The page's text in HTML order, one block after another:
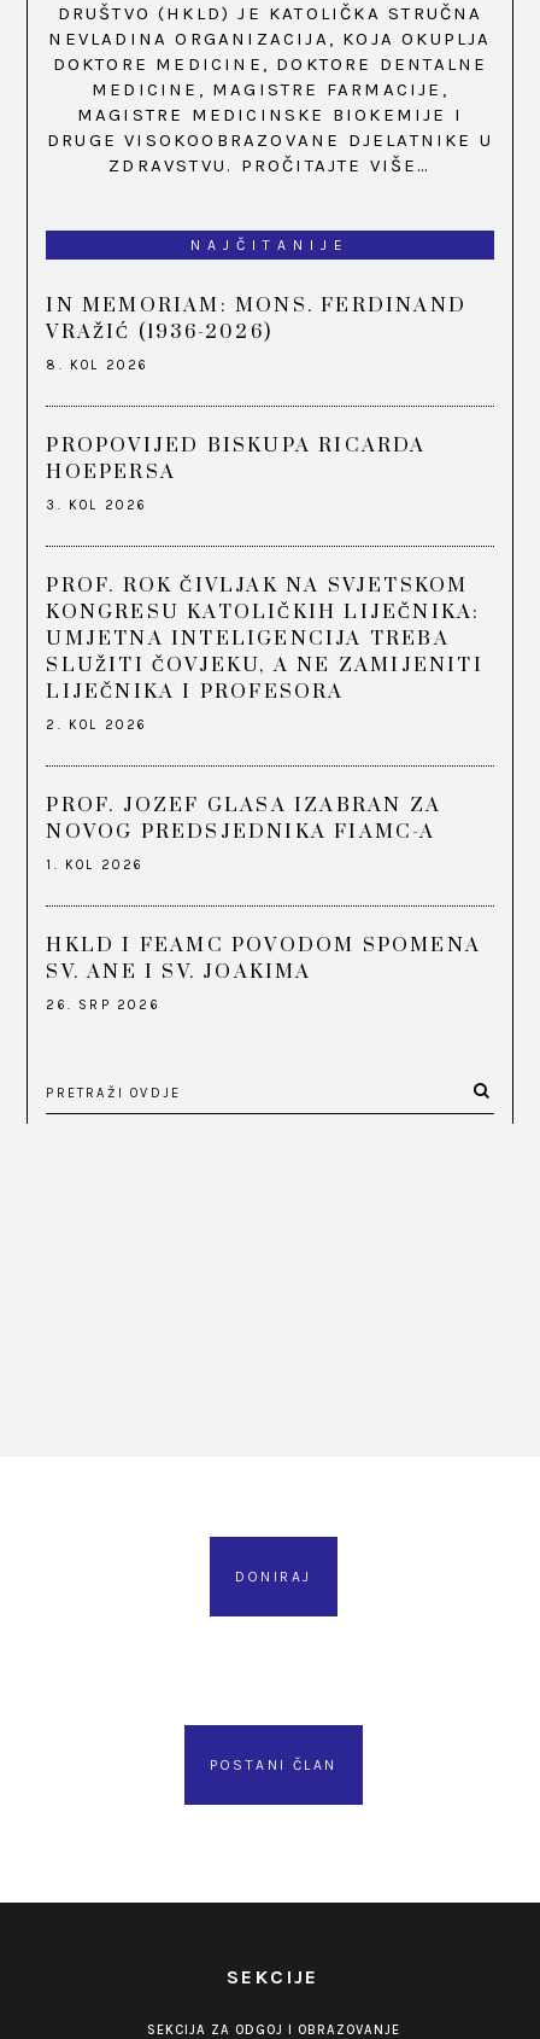
DRUŠTVO (HKLD) JE KATOLIČKA STRUČNA
NEVLADINA ORGANIZACIJA, KOJA OKUPLJA
DOKTORE MEDICINE, DOKTORE DENTALNE
MEDICINE, MAGISTRE FARMACIJE,
MAGISTRE MEDICINSKE BIOKEMIJE I
DRUGE VISOKOOBRAZOVANE DJELATNIKE U
ZDRAVSTVU. PROČITAJTE VIŠE…
NAJČITANIJE
IN MEMORIAM: MONS. FERDINAND
VRAŽIĆ (1936-2026)
8. KOL 2026
PROPOVIJED BISKUPA RICARDA
HOEPERSA
3. KOL 2026
PROF. ROK ČIVLJAK NA SVJETSKOM
KONGRESU KATOLIČKIH LIJEČNIKA:
UMJETNA INTELIGENCIJA TREBA
SLUŽITI ČOVJEKU, A NE ZAMIJENITI
LIJEČNIKA I PROFESORA
2. KOL 2026
PROF. JOZEF GLASA IZABRAN ZA
NOVOG PREDSJEDNIKA FIAMC-A
1. KOL 2026
HKLD I FEAMC POVODOM SPOMENA
SV. ANE I SV. JOAKIMA
26. SRP 2026
DONIRAJ
POSTANI ČLAN
SEKCIJE
SEKCIJA ZA ODGOJ I OBRAZOVANJE